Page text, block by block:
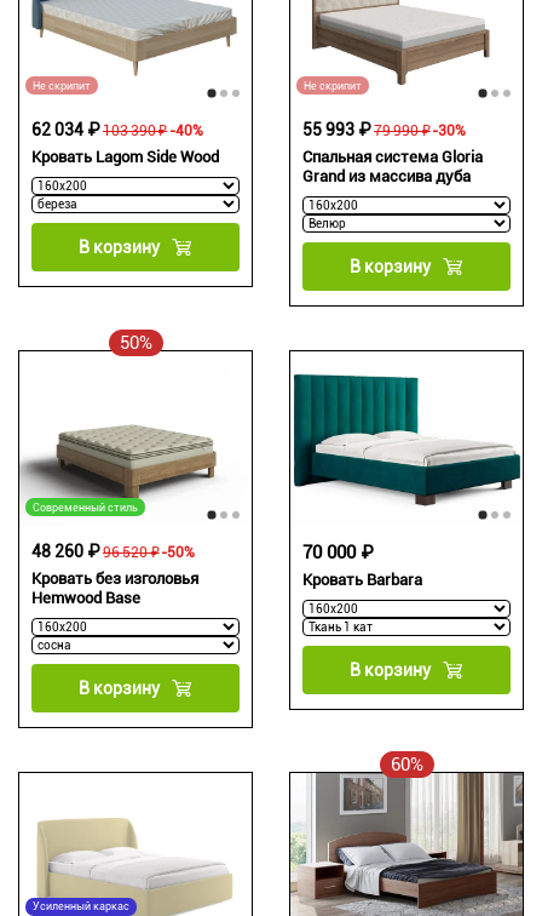
Не скрипит
Кровать Lagom Side Wood
103 390 ₽
62 034 ₽ -40%
В корзину
Не скрипит
Спальная система Gloria
Grand из массива дуба
79 990 ₽
55 993 ₽ -30%
В корзину
50%
Современный стиль
Кровать без изголовья
Hemwood Base
96 520 ₽
48 260 ₽ -50%
В корзину
Кровать Barbara
70 000 ₽
В корзину
Усиленный каркас
60%